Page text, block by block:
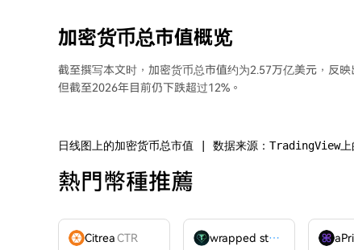
加密货币总市值概览
截至撰写本文时，加密货币总市值约为2.57万亿美元，反
但截至2026年目前仍下跌超过12%。
日线图上的加密货币总市值 | 数据来源：TradingView上
熱門幣種推薦
CitreaCTR wrapped stUSDT WSTUSDT